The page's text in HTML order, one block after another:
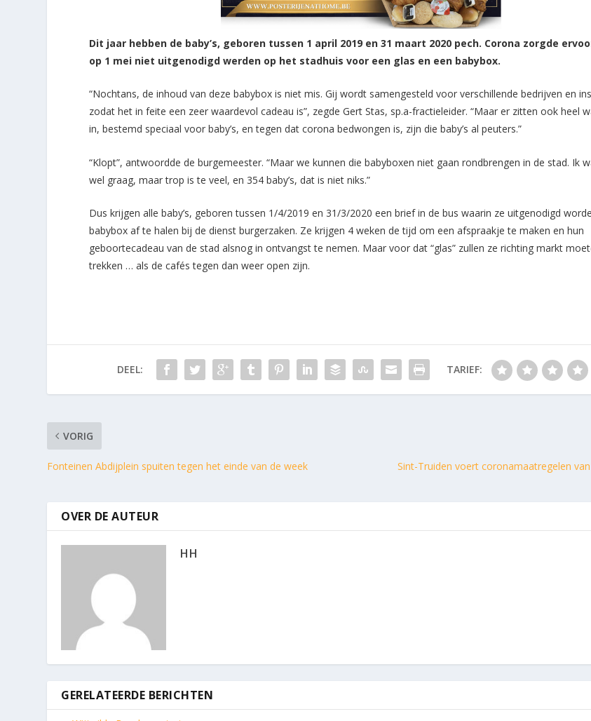
Dit jaar hebben de baby’s, geboren tussen 1 april 2019 en 31 maart 2020 pech. Corona zorgde
op 1 mei niet uitgenodigd werden op het stadhuis voor een glas en een babybox.
“Nochtans, de inhoud van deze babybox is niet mis. Gij wordt samengesteld voor verschillende bedrijven en
zodat het in feite een zeer waardevol cadeau is”, zegde Gert Stas, sp.a-fractieleider. “Maar er zitten ook heel
in, bestemd speciaal voor baby’s, en tegen dat corona bedwongen is, zijn die baby’s al peuters.”
“Klopt”, antwoordde de burgemeester. “Maar we kunnen die babyboxen niet gaan rondbrengen in de stad. Ik
wel graag, maar trop is te veel, en 354 baby’s, dat is niet niks.”
Dus krijgen alle baby’s, geboren tussen 1/4/2019 en 31/3/2020 een brief in de bus waarin ze uitgenodigd
babybox af te halen bij de dienst burgerzaken. Ze krijgen 4 weken de tijd om een afspraakje te maken en hun
geboortecadeau van de stad alsnog in ontvangst te nemen. Maar voor dat “glas” zullen ze richting markt
trekken … als de cafés tegen dan weer open zijn.
DEEL: TARIEF:
VORIG
Fonteinen Abdijplein spuiten tegen het einde van de week
Sint-Truiden voert coronamaatregelen
OVER DE AUTEUR
HH
GERELATEERDE BERICHTEN